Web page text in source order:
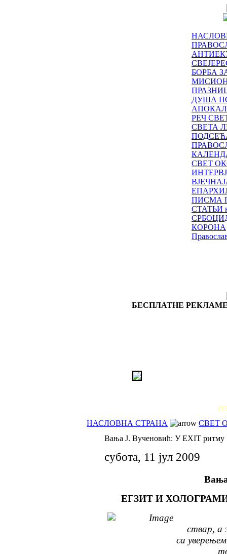
БОРБА
ДУША
РЕЧ
СВЕТА
СВЕТ
ПИСМА
СТАТЬИ
КОРОНА
БЕСПЛАТНЕ
НАСЛОВНА СТРАНА
СВЕТ
Вања J. Вученовић: У EXIT ритму
субота, 11 јул 2009
ЕГЗИТ И
ствар, а
са